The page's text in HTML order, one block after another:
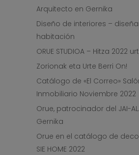
Arquitecto en Gernika
Diseño de interiores –
habitación
ORUE STUDIOA – Hitza 2022
Zorionak eta Urte Berri On!
Catálogo de «El Correo»
Inmobiliario Noviembre 2022
Orue, patrocinador del JAI-
Gernika
Orue en el catálogo de
SIE HOME 2022